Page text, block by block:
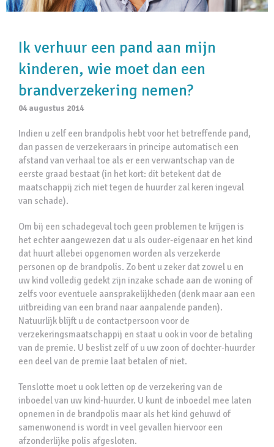
Ik verhuur een pand aan mijn
kinderen, wie moet dan een
brandverzekering nemen?
04 augustus 2014
Indien u zelf een brandpolis hebt voor het betreffende pand,
dan passen de verzekeraars in principe automatisch een
afstand van verhaal toe als er een verwantschap van de
eerste graad bestaat (in het kort: dit betekent dat de
maatschappij zich niet tegen de huurder zal keren ingeval
van schade).
Om bij een schadegeval toch geen problemen te krijgen is
het echter aangewezen dat u als ouder-eigenaar en het kind
dat huurt allebei opgenomen worden als verzekerde
personen op de brandpolis. Zo bent u zeker dat zowel u en
uw kind volledig gedekt zijn inzake schade aan de woning of
zelfs voor eventuele aansprakelijkheden (denk maar aan een
uitbreiding van een brand naar aanpalende panden).
Natuurlijk blijft u de contactpersoon voor de
verzekeringsmaatschappij en staat u ook in voor de betaling
van de premie. U beslist zelf of u uw zoon of dochter-huurder
een deel van de premie laat betalen of niet.
Tenslotte moet u ook letten op de verzekering van de
inboedel van uw kind-huurder. U kunt de inboedel mee laten
opnemen in de brandpolis maar als het kind gehuwd of
samenwonend is wordt in veel gevallen hiervoor een
afzonderlijke polis afgesloten.